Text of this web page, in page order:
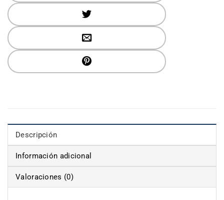
Descripción
Información adicional
Valoraciones (0)